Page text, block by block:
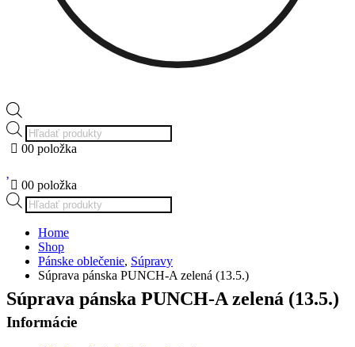
Products
search
00 položka
00 položka
Products
search
Home
Shop
Pánske oblečenie, Súpravy
Súprava pánska PUNCH-A zelená (13.5.)
Súprava pánska PUNCH-A zelená (13.5.)
Informácie